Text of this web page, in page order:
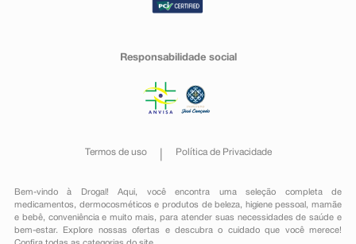
Responsabilidade social
Termos de uso Política de Privacidade
Bem-vindo à Drogal! Aqui, você encontra uma seleção completa de
medicamentos , dermocosméticos e produtos de beleza, higiene pessoal ,mamãe
e bebê, conveniênciae muito mais, para atender suas necessidades de saúde e
bem-estar. Explore nossas ofertas e descubra o cuidado que você merece!